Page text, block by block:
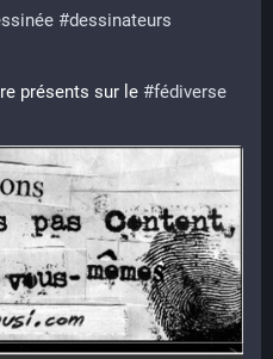
#dessinateurs
présents sur le #fédiverse